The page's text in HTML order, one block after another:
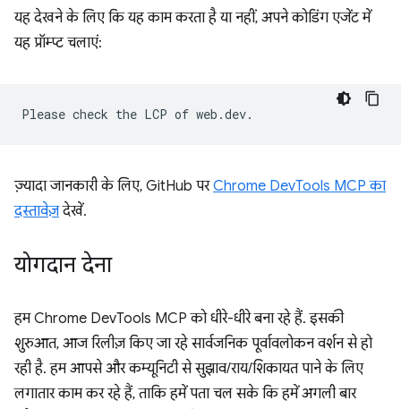
यह देखने के लिए कि यह काम करता है या नहीं, अपने कोडिंग एजेंट में
यह प्रॉम्प्ट चलाएं:
ज़्यादा जानकारी के लिए, GitHub परChrome DevTools MCP का
दस्तावेज़देखें.
योगदान देना
हम Chrome DevTools MCP को धीरे-धीरे बना रहे हैं. इसकी
शुरुआत, आज रिलीज़ किए जा रहे सार्वजनिक पूर्वावलोकन वर्शन से हो
रही है. हम आपसे और कम्यूनिटी से सुझाव/राय/शिकायत पाने के लिए
लगातार काम कर रहे हैं, ताकि हमें पता चल सके कि हमें अगली बार